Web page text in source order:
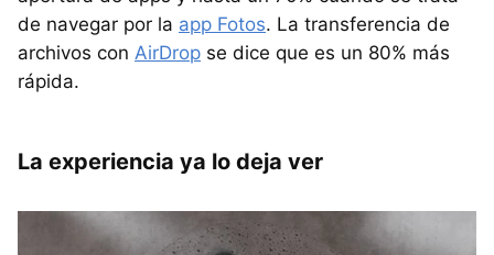
de navegar por la app Fotos. La transferencia de
archivos con AirDrop se dice que es un 80% más
rápida.
La experiencia ya lo deja ver